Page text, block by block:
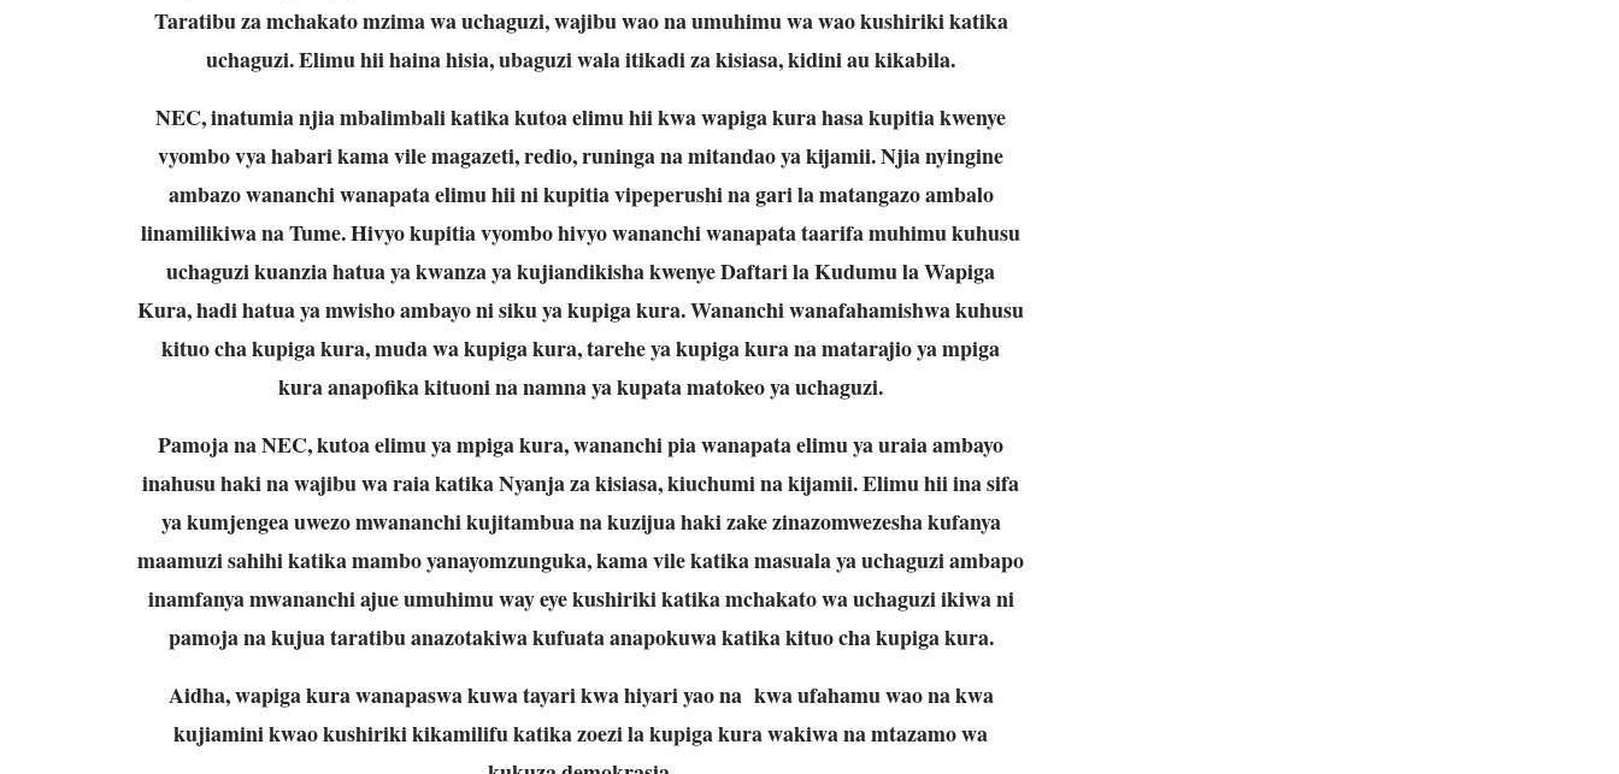
Taratibu za mchakato mzima wa uchaguzi, wajibu wao na umuhimu wa wao kushiriki katika
uchaguzi. Elimu hii haina hisia, ubaguzi wala itikadi za kisiasa, kidini au kikabila.
NEC, inatumia njia mbalimbali katika kutoa elimu hii kwa wapiga kura hasa kupitia kwenye
vyombo vya habari kama vile magazeti, redio, runinga na mitandao ya kijamii. Njia nyingine
ambazo wananchi wanapata elimu hii ni kupitia vipeperushi na gari la matangazo ambalo
linamilikiwa na Tume. Hivyo kupitia vyombo hivyo wananchi wanapata taarifa muhimu kuhusu
uchaguzi kuanzia hatua ya kwanza ya kujiandikisha kwenye Daftari la Kudumu la Wapiga
Kura, hadi hatua ya mwisho ambayo ni siku ya kupiga kura. Wananchi wanafahamishwa kuhusu
kituo cha kupiga kura, muda wa kupiga kura, tarehe ya kupiga kura na matarajio ya mpiga
kura anapofika kituoni na namna ya kupata matokeo ya uchaguzi.
Pamoja na NEC, kutoa elimu ya mpiga kura, wananchi pia wanapata elimu ya uraia ambayo
inahusu haki na wajibu wa raia katika Nyanja za kisiasa, kiuchumi na kijamii. Elimu hii ina sifa
ya kumjengea uwezo mwananchi kujitambua na kuzijua haki zake zinazomwezesha kufanya
maamuzi sahihi katika mambo yanayomzunguka, kama vile katika masuala ya uchaguzi ambapo
inamfanya mwananchi ajue umuhimu way eye kushiriki katika mchakato wa uchaguzi ikiwa ni
pamoja na kujua taratibu anazotakiwa kufuata anapokuwa katika kituo cha kupiga kura.
Aidha, wapiga kura wanapaswa kuwa tayari kwa hiyari yao na kwa ufahamu wao na kwa
kujiamini kwao kushiriki kikamilifu katika zoezi la kupiga kura wakiwa na mtazamo wa